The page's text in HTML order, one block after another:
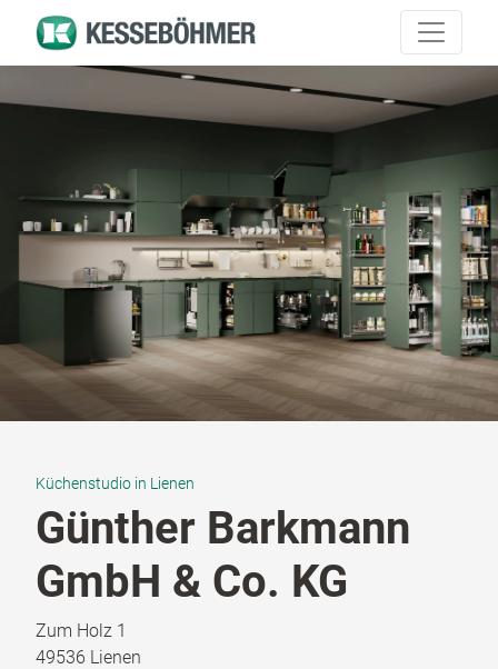
Küchenstudio in Lienen
Günther Barkmann
GmbH & Co. KG
Zum Holz 1
49536 Lienen